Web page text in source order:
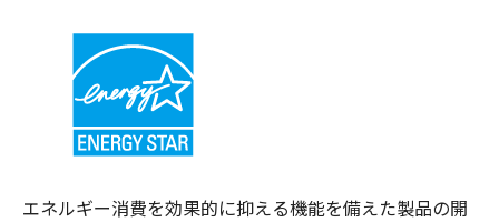
エネルギー消費を効果的に抑える機能を備えた製品の開